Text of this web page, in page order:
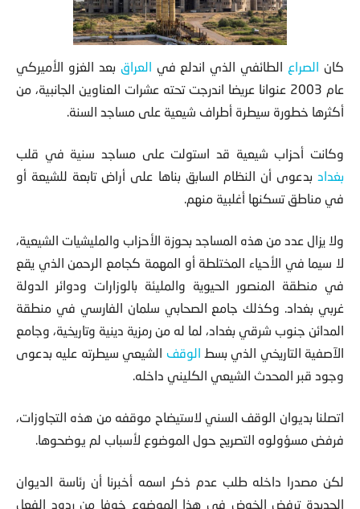
كان الصراع الطائفي الذي اندلع في العراق بعد الغزو الأميركي
عام 2003 عنوانا عريضا اندرجت تحته عشرات العناوين
الجانبية، من
أكثرها خطورة سيطرة أطراف شيعية على مساجد السنة.
وكانت أحزاب شيعية قد استولت على مساجد سنية في قلب
بغداد بدعوى أن النظام السابق بناها على أراض تابعة للشيعة أو
في مناطق تسكنها أغلبية منهم.
ولا يزال عدد من هذه المساجد بحوزة الأحزاب والمليشيات الشيعية،
لا سيما في الأحياء المختلطة أو المهمة كجامع الرحمن الذي يقع
في منطقة المنصور الحيوية والمليئة بالوزارات ودوائر الدولة
غربي بغداد. وكذلك جامع الصحابي سلمان الفارسي في منطقة
المدائن جنوب شرقي بغداد، لما له من رمزية دينية وتاريخية، وجامع
الآصفية التاريخي الذي بسط الوقف الشيعي سيطرته عليه بدعوى
وجود قبر المحدث الشيعي الكليني داخله.
اتصلنا بديوان الوقف السني لاستيضاح موقفه من هذه التجاوزات،
فرفض مسؤولوه التصريح حول الموضوع لأسباب لم يوضحوها.
لكن مصدرا داخله طلب عدم ذكر اسمه أخبرنا أن رئاسة الديوان
الجديدة ترفض الخوض في هذا الموضوع خوفا من ردود الفعل